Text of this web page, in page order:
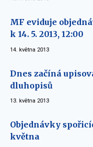
MF eviduje
k 14. 5. 2013, 12:00
14. května 2013
Dnes začíná
dluhopisů
13. května 2013
Objednávky
května